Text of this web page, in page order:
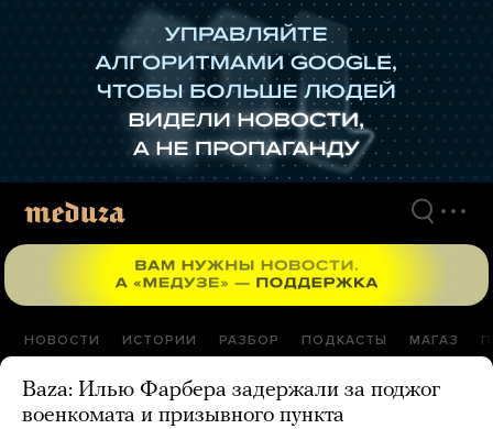
НОВОСТИ ИСТОРИИ РАЗБОР ПОДКАСТЫ МАГАЗ
Baza: Илью Фарбера задержали за поджог
военкомата и призывного пункта